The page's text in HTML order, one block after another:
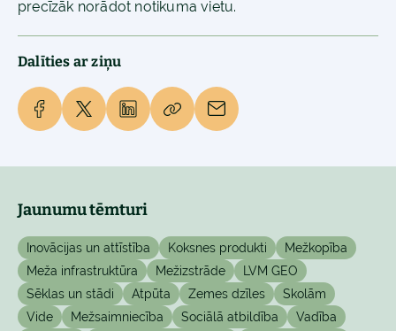
precīzāk norādot notikuma vietu.
Dalīties ar ziņu
Jaunumu tēmturi
Inovācijas un attīstība Koksnes produkti
Mežkopība
Meža infrastruktūra
Mežizstrāde
LVM GEO
Sēklas un stādi
Atpūta Zemes dzīles
Skolām
Vide
Mežsaimniecība Sociālā atbildība
Vadība